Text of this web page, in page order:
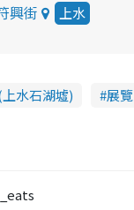
興街 上水
水石湖墟) 展覽